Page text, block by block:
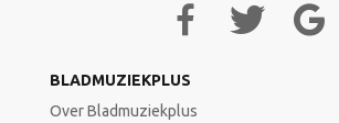
BLADMUZIEKPLUS
Over Bladmuziekplus